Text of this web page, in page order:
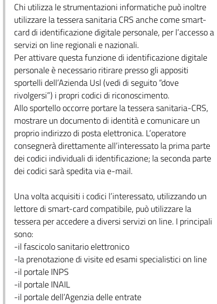
Chi utilizza le strumentazioni informatiche può inoltre
utilizzare la tessera sanitaria CRS anche come smart-
card di identificazione digitale personale, per l’accesso a
servizi on line regionali e nazionali.
Per attivare questa funzione di identificazione digitale
personale è necessario ritirare presso gli appositi
sportelli dell’Azienda Usl (vedi di seguito “dove
rivolgersi”) i propri codici di riconoscimento.
Allo sportello occorre portare la tessera sanitaria-CRS,
mostrare un documento di identità e comunicare un
proprio indirizzo di posta elettronica. L’operatore
consegnerà direttamente all’interessato la prima parte
dei codici individuali di identificazione; la seconda parte
dei codici sarà spedita via e-mail.
Una volta acquisiti i codici l’interessato, utilizzando un
lettore di smart-card compatibile, può utilizzare la
tessera per accedere a diversi servizi on line. I principali
sono:
-il fascicolo sanitario elettronico
-la prenotazione di visite ed esami specialistici on line
-il portale INPS
-il portale INAIL
-il portale dell’Agenzia delle entrate